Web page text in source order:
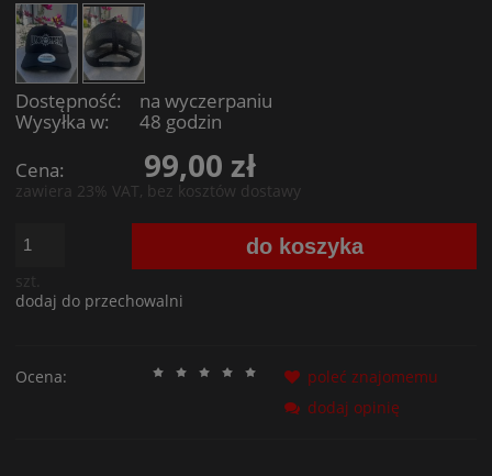
Dostępność:
na wyczerpaniu
Wysyłka w:
48 godzin
Cena:
99,00 zł
zawiera 23% VAT, bez kosztów dostawy
szt.
do koszyka
dodaj do przechowalni
Ocena:
poleć znajomemu
dodaj opinię